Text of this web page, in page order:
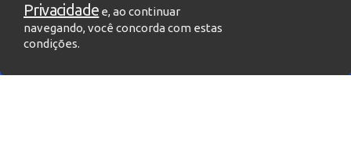
Privacidade e, ao continuar
navegando, você concorda com estas
condições.